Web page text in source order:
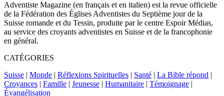
Adventiste Magazine (en français et en italien) est la revue officielle
de la Fédération des Églises Adventistes du Septième jour de la
Suisse romande et du Tessin, produite par le centre Espoir Médias,
au service des croyants adventistes en Suisse et de la francophonie
en général.
CATÉGORIES
Suisse | Monde | Réflexions Spirituelles | Santé | La Bible répond |
Croyances | Famille | Jeunesse | Humanitaire | Témoignage |
Évangélisation